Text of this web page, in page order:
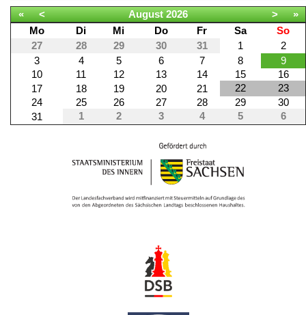
« < August 2026 >
»
Mo
Di Mi Do Fr Sa
So
27
28 29 30 31 1
2
3
4 5 6 7 8
9
10
11 12 13 14 15
16
17
18 19 20 21 22
23
24
25 26 27 28 29
30
31
1 2 3 4 5 6